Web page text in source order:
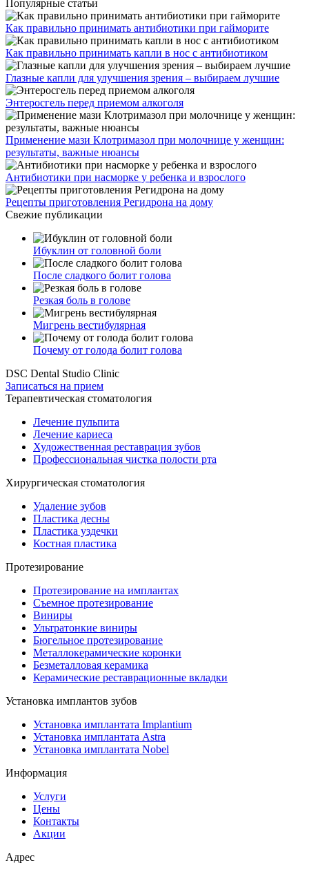
Популярные статьи
Как правильно принимать антибиотики при гайморите
Как правильно принимать капли в нос с антибиотиком
Глазные капли для улучшения зрения – выбираем лучшие
Энтеросгель перед приемом алкоголя
Применение мази Клотримазол при молочнице у женщин:
результаты, важные нюансы
Антибиотики при насморке у ребенка и взрослого
Рецепты приготовления Регидрона на дому
Свежие публикации
Ибуклин от головной боли
После сладкого болит голова
Резкая боль в голове
Мигрень вестибулярная
Почему от голода болит голова
DSC Dental Studio Clinic
Записаться на прием
Терапевтическая стоматология
Лечение пульпита
Лечение кариеса
Художественная реставрация зубов
Профессиональная чистка полости рта
Хирургическая стоматология
Удаление зубов
Пластика десны
Пластика уздечки
Костная пластика
Протезирование
Протезирование на имплантах
Съемное протезирование
Виниры
Ультратонкие виниры
Бюгельное протезирование
Металлокерамические коронки
Безметалловая керамика
Керамические реставрационные вкладки
Установка имплантов зубов
Установка имплантата Implantium
Установка имплантата Astra
Установка имплантата Nobel
Информация
Услуги
Цены
Контакты
Акции
Адрес